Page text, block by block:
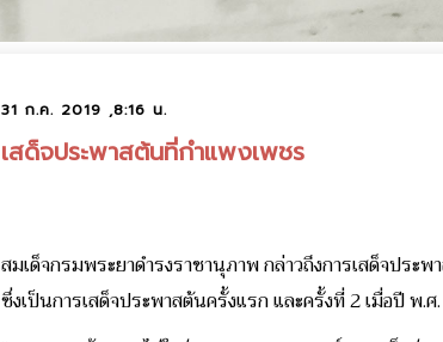
31 ก.ค. 2019 ,8:16 น.
เสด็จประพาสต้นที่กำแพงเพชร
สมเด็จกรมพระยาดำรงราชานุภาพ กล่าวถึงการเสด็จประ
ซึ่งเป็นการเสด็จประพาสต้นครั้งแรก และครั้งที่ 2 เมื่อปี พ.